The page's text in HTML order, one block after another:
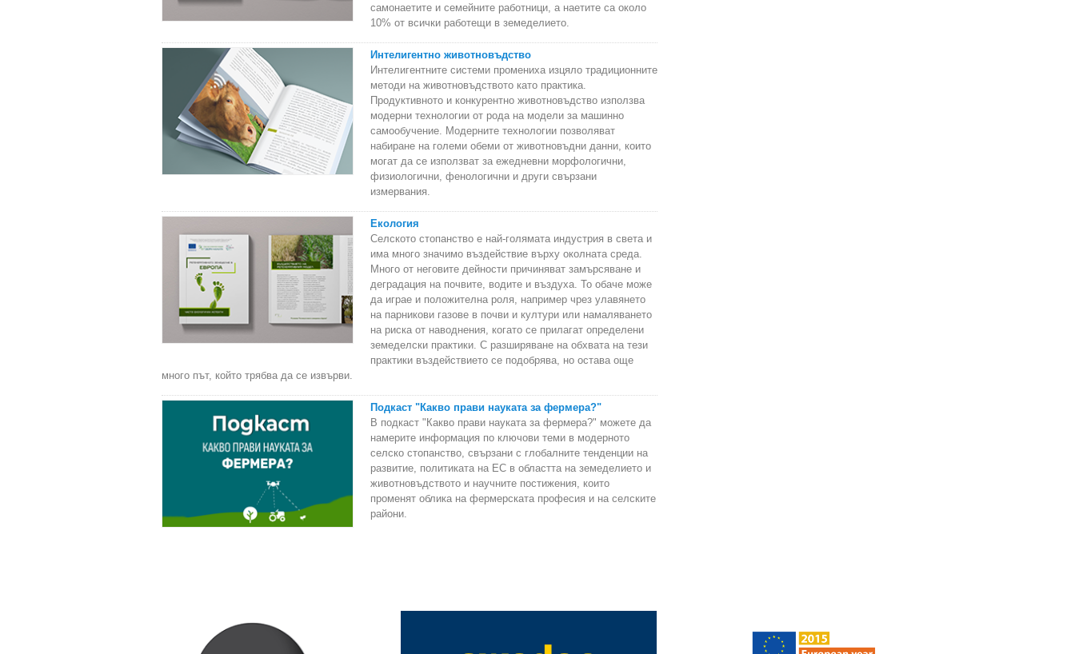
самонаетите и семейните работници, а наетите са около
10% от всички работещи в земеделието.
Интелигентно животновъдство
Интелигентните системи промениха изцяло традиционните
методи на животновъдството като практика.
Продуктивното и конкурентно животновъдство използва
модерни технологии от рода на модели за машинно
самообучение. Модерните технологии позволяват
набиране на големи обеми от животновъдни данни, които
могат да се използват за ежедневни морфологични,
физиологични, фенологични и други свързани
измервания.
Екология
Селското стопанство е най-голямата индустрия в света и
има много значимо въздействие върху околната среда.
Много от неговите дейности причиняват замърсяване и
деградация на почвите, водите и въздуха. То обаче може
да играе и положителна роля, например чрез улавянето
на парникови газове в почви и култури или намаляването
на риска от наводнения, когато се прилагат определени
земеделски практики. С разширяване на обхвата на тези
практики въздействието се подобрява, но остава още
много път, който трябва да се извърви.
Подкаст "Какво прави науката за фермера?"
В подкаст "Какво прави науката за фермера?" можете да
намерите информация по ключови теми в модерното
селско стопанство, свързани с глобалните тенденции на
развитие, политиката на ЕС в областта на земеделието и
животновъдството и научните постижения, които
променят облика на фермерската професия и на селските
райони.